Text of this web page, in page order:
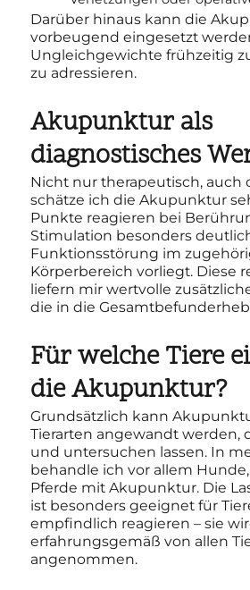
Darüber hinaus kann die
vorbeugend eingesetzt
Ungleichgewichte frühzeitig
zu adressieren.
Akupunktur als
diagnostisches
Nicht nur therapeutisch, auch
schätze ich die Akupunktur
Punkte reagieren bei
Stimulation besonders
Funktionsstörung im
Körperbereich vorliegt. Diese
liefern mir wertvolle
die in die
Für welche Tiere
die Akupunktur?
Grundsätzlich kann
Tierarten angewandt werden,
und untersuchen lassen. In
behandle ich vor allem
Pferde mit Akupunktur. Die
ist besonders geeignet für
empfindlich reagieren – sie
erfahrungsgemäß von allen
angenommen.